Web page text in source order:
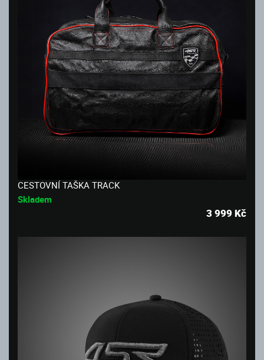
CESTOVNÍ TAŠKA TRACK
Skladem
3 999 Kč